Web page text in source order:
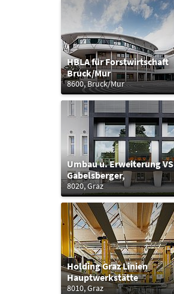
HBLA für Forstwirtschaft
Bruck/Mur
8600, Bruck/Mur
Umbau u. Erweiterung VS
Gabelsberger,
8020, Graz
Holding Graz Linien
Hauptwerkstätte
8010, Graz